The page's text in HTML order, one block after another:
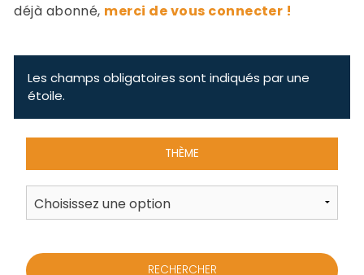
déjà abonné, merci de vous connecter !
Les champs obligatoires sont indiqués par une
étoile.
THÈME